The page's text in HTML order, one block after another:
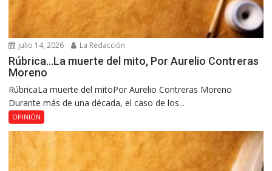
julio 14, 2026 La Redacción
Rúbrica…La muerte del mito, Por Aurelio Contreras
Moreno
RúbricaLa muerte del mitoPor Aurelio Contreras Moreno
Durante más de una década, el caso de los...
OPINIÓN